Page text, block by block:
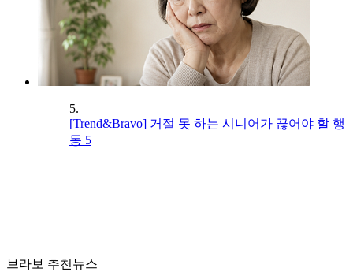
5.
[Trend&Bravo] 거절 못 하는 시니어가 끊어야 할 행
동 5
브라보 추천뉴스